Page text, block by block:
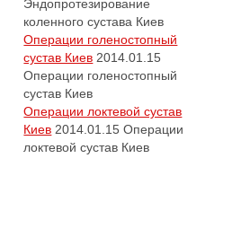
Эндопротезирование
коленного сустава Киев
Операции голеностопный
сустав Киев 2014.01.15
Операции голеностопный
сустав Киев
Операции локтевой сустав
Киев 2014.01.15 Операции
локтевой сустав Киев